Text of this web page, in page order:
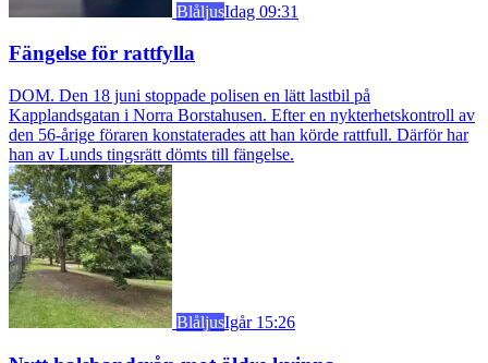
BlåljusIdag 09:31
Fängelse för rattfylla
DOM. Den 18 juni stoppade polisen en lätt lastbil på
Kapplandsgatan i Norra Borstahusen. Efter en nykterhetskontroll av
den 56-årige föraren konstaterades att han körde rattfull. Därför har
han av Lunds tingsrätt dömts till fängelse.
BlåljusIgår 15:26